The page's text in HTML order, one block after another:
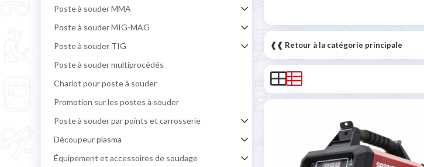
Poste à souder MMA
Poste à souder MIG-MAG
Poste à souder TIG
Poste à souder multiprocédés
Chariot pour poste à souder
Promotion sur les postes à souder
Poste à souder par points et carrosserie
Découpeur plasma
Équipement et accessoires de soudage
❰❰ Retour à la catégorie principale